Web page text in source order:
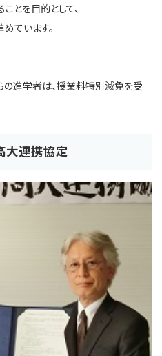
とを目的として、
ています。
進学者は、授業料特別減免を受
大連携協定